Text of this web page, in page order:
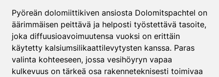
Pyöreän dolomiittikiven ansiosta Dolomitspachtel on
äärimmäisen peittävä ja helposti työstettävä tasoite,
joka diffuusioavoimuutensa vuoksi on erittäin
käytetty kalsiumsilikaattilevytysten kanssa. Paras
valinta kohteeseen, jossa vesihöyryn vapaa
kulkevuus on tärkeä osa rakenneteknisesti toimivaa